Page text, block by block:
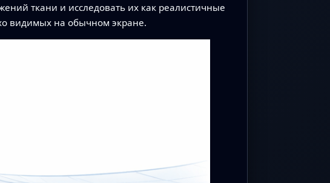
ткани и исследовать их как реалистичные
видимых на обычном экране.